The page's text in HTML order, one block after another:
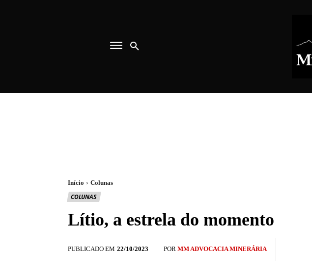
Início Colunas
COLUNAS
Lítio, a estrela do momento
PUBLICADO EM 22/10/2023 POR MM ADVOCACIA MINERÁRIA